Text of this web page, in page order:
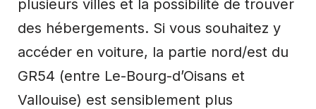
plusieurs villes et la possibilité de trouver
des hébergements. Si vous souhaitez y
accéder en voiture, la partie nord/est du
GR54 (entre Le-Bourg-d’Oisans et
Vallouise) est sensiblement plus